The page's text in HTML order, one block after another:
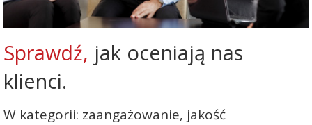
Sprawdź, jak oceniają nas
klienci.
W kategorii: zaangażowanie, jakość